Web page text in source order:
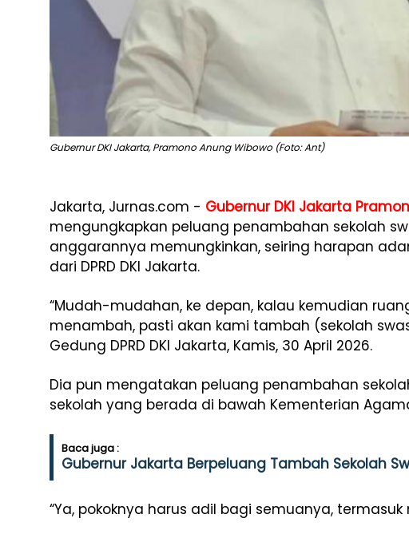
Gubernur DKI Jakarta, Pramono Anung Wibowo (Foto: Ant)
Jakarta, Jurnas.com - Gubernur DKI Jakarta
mengungkapkan peluang penambahan sekolah
anggarannya memungkinkan, seiring harapan
dari DPRD DKI Jakarta.
“Mudah-mudahan, ke depan, kalau kemudian
menambah, pasti akan kami tambah (sekolah
Gedung DPRD DKI Jakarta, Kamis, 30 April 2026.
Dia pun mengatakan peluang penambahan
sekolah yang berada di bawah Kementerian
Baca juga :
Gubernur Jakarta Berpeluang Tambah Sekolah
“Ya, pokoknya harus adil bagi semuanya,